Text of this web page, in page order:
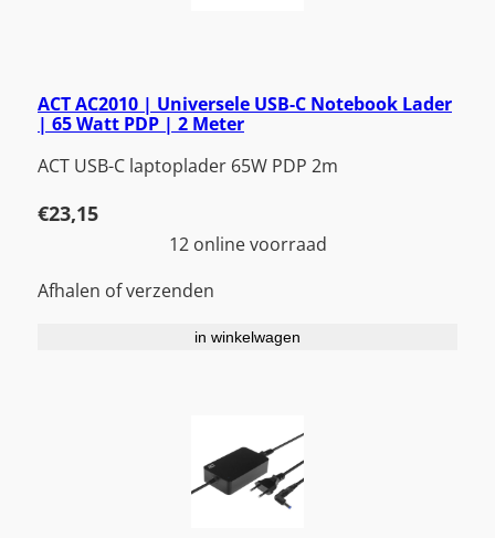
ACT AC2010 | Universele USB-C Notebook Lader
| 65 Watt PDP | 2 Meter
ACT USB-C laptoplader 65W PDP 2m
€23,15
12 online voorraad
Afhalen of verzenden
in winkelwagen